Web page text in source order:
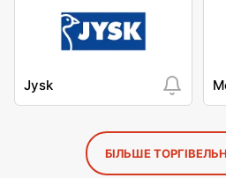
Jysk
БІЛЬШЕ